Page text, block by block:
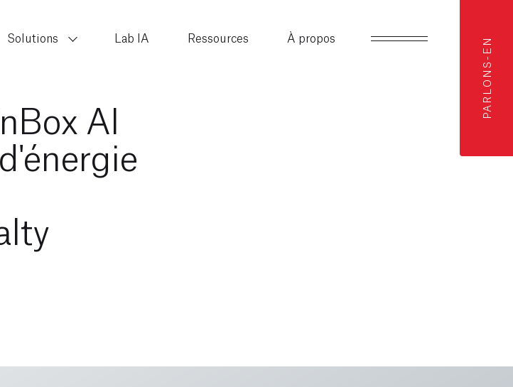
PARLONS-EN
Solutions Lab IA Ressources À propos
AI